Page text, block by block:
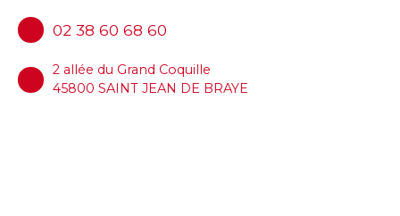
02 38 60 68 60
2 allée du Grand Coquille
45800 SAINT JEAN DE BRAYE